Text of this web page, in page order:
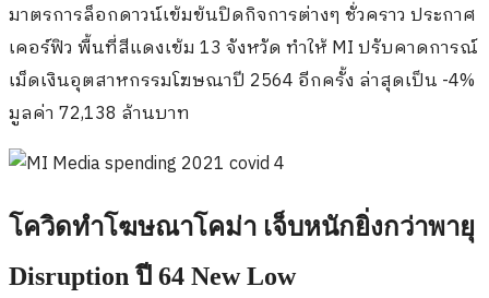
มาตรการล็อกดาวน์เข้มข้นปิดกิจการต่างๆ ชั่วคราว ประกาศ
เคอร์ฟิว พื้นที่สีแดงเข้ม 13 จังหวัด ทำให้ MI ปรับคาดการณ์
เม็ดเงินอุตสาหกรรมโฆษณาปี 2564 อีกครั้ง ล่าสุดเป็น -4%
มูลค่า 72,138 ล้านบาท
โควิดทำโฆษณาโคม่า เจ็บหนักยิ่งกว่าพายุ
Disruption ปี 64 New Low